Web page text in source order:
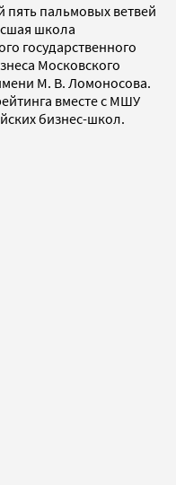
пять пальмовых ветвей
школа
государственного
Московского
М. В. Ломоносова.
вместе с МШУ
бизнес-школ.